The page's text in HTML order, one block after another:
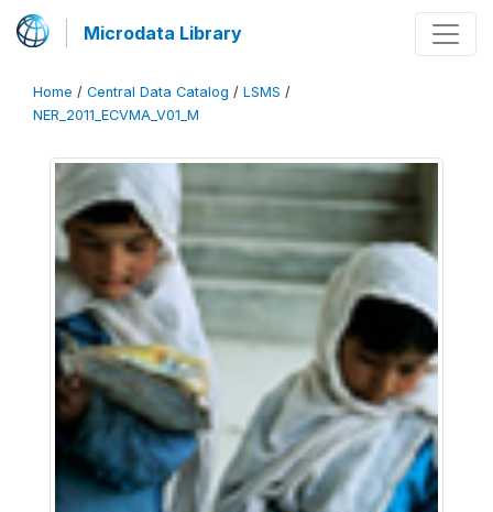
Microdata Library
Home / Central Data Catalog / LSMS /
NER_2011_ECVMA_V01_M